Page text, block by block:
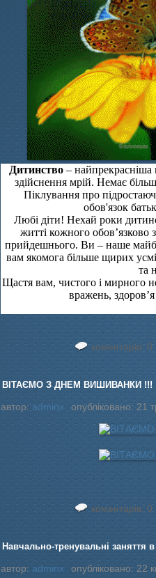
Дитинство– найпрекрасніша
здійснення мрій. Немає
Піклування про
обов'язок
Любі діти! Нехай роки
житті кожного
прийдешнього. Ви – наше
вам якомога більше щирих
та
Щастя вам, чистого і мирного
вражень,
коментарів: 0
ВІТАЄМО З ДНЕМ ВИШИВАНКИ !!!
автор:adminx опубліковано: 21
коментарів: 0
Навчально-тренувальні
автор: adminx
опубліковано: 22